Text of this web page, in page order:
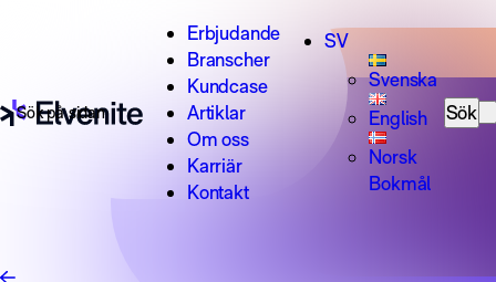
Erbjudande
Branscher
Kundcase
Artiklar
Om oss
Karriär
Kontakt
SV
Svenska
English
Norsk
Bokmål
Sök efter: Sök